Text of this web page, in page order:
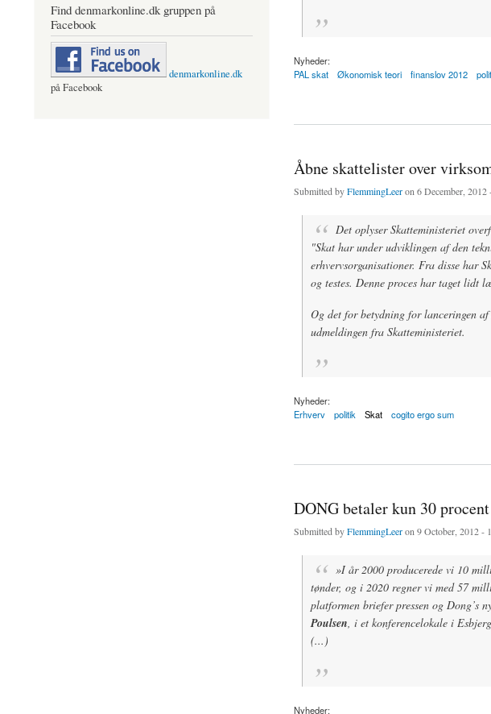
Nyheder:
PAL skat
Økonomisk teori finanslov 2012
about Statskassen får igen ekstra pensionsskat fra
Åbne skattelister over
Submitted byFlemmingLeeron 6 December, 2012
Det oplyser Skatteministeriet
"Skat har under udviklingen af den
erhvervsorganisationer. Fra disse har
og testes. Denne proces har taget lidt
Og det for betydning for lanceringen
udmeldingen fra Skatteministeriet.
Nyheder:
Erhverv
politik Skat cogito ergo sum
DONG betaler kun 30
Submitted byFlemmingLeeron 9 October, 2012 -
»I år 2000 producerede vi 10
tønder, og i 2020 regner vi med 57
platformen briefer pressen og Dong’s
Poulsen, i et konferencelokale i
(...)
Nyheder:
Find denmarkonline.dk gruppen på
Facebook
denmarkonline.dk
på Facebook